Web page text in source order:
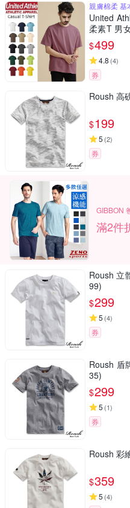
親膚棉柔 基
United
柔素T 男
定)
$499
4.8 (4)
券
Roush 高
$199
5 (2)
券
GIBBON
滿2件
Roush 立
99)
$299
5 (4)
券
Roush 盾
35)
$299
5 (1)
券
Roush 彩
$359
5 (4)